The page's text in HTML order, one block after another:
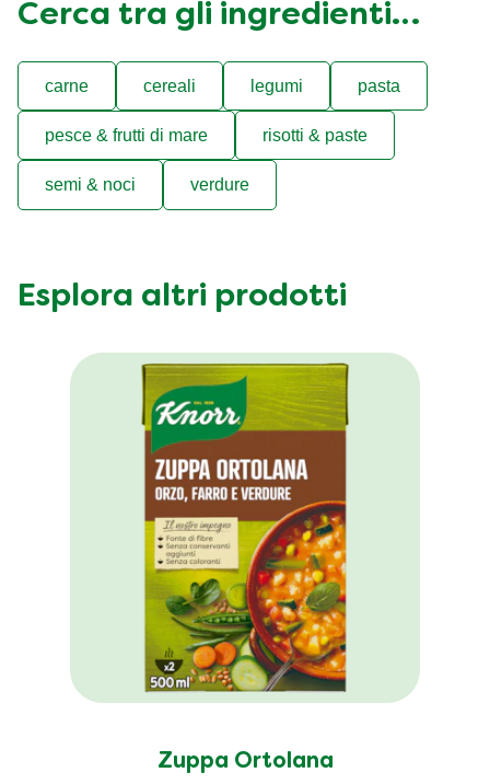
Cerca tra gli ingredienti…
carne cereali legumi pasta
pesce & frutti di mare risotti & paste
semi & noci verdure
Esplora altri prodotti
Zuppa Ortolana